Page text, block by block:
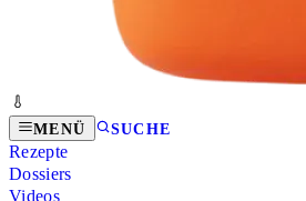
MENÜ SUCHE
Rezepte
Dossiers
Videos